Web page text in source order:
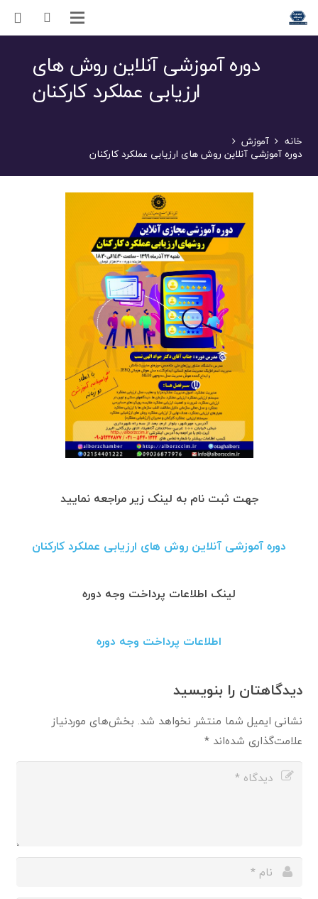
دوره آموزشی آنلاین روش های
ارزیابی عملکرد کارکنان
خانه آموزش
دوره آموزشی آنلاین روش های ارزیابی عملکرد کارکنان
جهت ثبت نام به لینک زیر مراجعه نمایید
دوره آموزشی آنلاین روش های ارزیابی عملکرد کارکنان
لینک اطلاعات پرداخت وجه دوره
اطلاعات پرداخت وجه دوره
دیدگاهتان را بنویسید
نشانی ایمیل شما منتشر نخواهد شد. بخش‌های موردنیاز
علامت‌گذاری شده‌اند*